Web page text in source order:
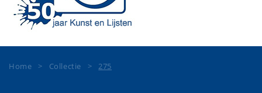
Home > Collectie >275